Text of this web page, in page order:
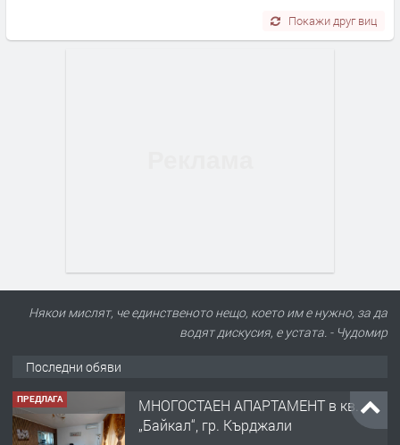
Покажи друг виц
Някои мислят, че единственото нещо, което им е нужно, за да
водят дискусия, е устата. - Чудомир
Последни обяви
ПРЕДЛАГА
МНОГОСТАЕН АПАРТАМЕНТ в кв.
„Байкал“, гр. Кърджали